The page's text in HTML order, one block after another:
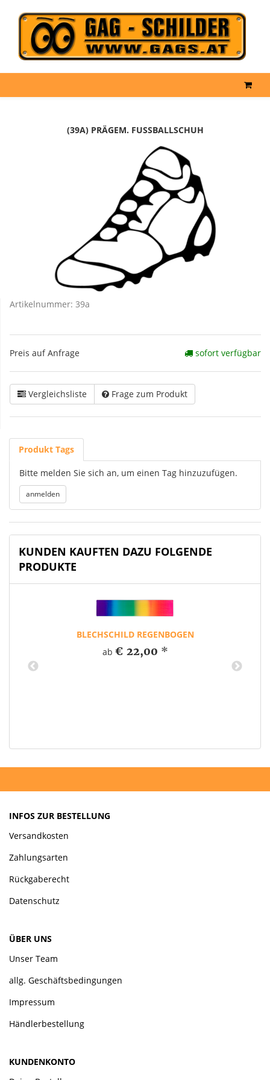
(39A) PRÄGEM. FUSSBALLSCHUH
Artikelnummer: 39a
Preis auf Anfrage sofort verfügbar
Vergleichsliste Frage zum Produkt
Produkt Tags
Bitte melden Sie sich an, um einen Tag hinzuzufügen.
KUNDEN KAUFTEN DAZU FOLGENDE
PRODUKTE
BLECHSCHILD REGENBOGEN
ab € 22,00 *
INFOS ZUR BESTELLUNG
Versandkosten
Zahlungsarten
Rückgaberecht
Datenschutz
ÜBER UNS
Unser Team
allg. Geschäftsbedingungen
Impressum
Händlerbestellung
KUNDENKONTO